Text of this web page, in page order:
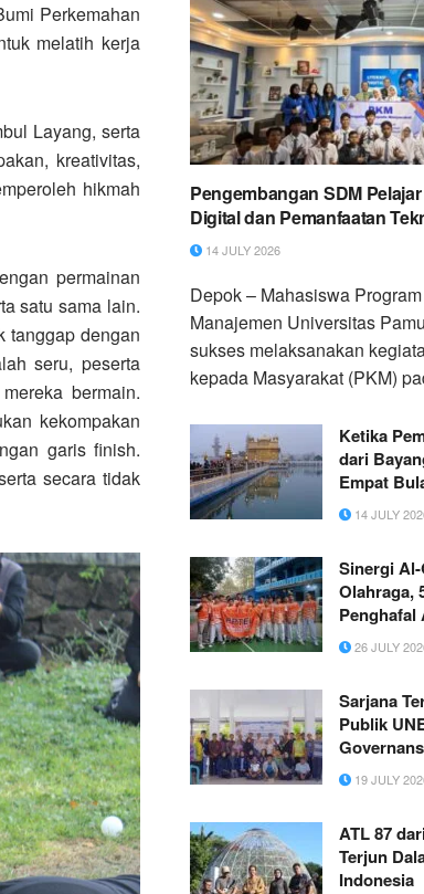
Perkemahan
melatih kerja
Layang, serta
kreativitas,
hikmah
permainan
satu sama lain.
tanggap dengan
seru, peserta
bermain.
kekompakan
garis finish.
secara tidak
Pengembangan SDM
Digital dan Pemanfaatan
14 JULY 2026
Depok – Mahasiswa
Manajemen Universitas
sukses melaksanakan
kepada Masyarakat (PKM)
Ketika
dari
Empat
14 JULY
Sinergi Al-
Olahraga,
Penghafal
dalam
26 JULY
Sarjana
Publik
SDGs 11
Village
19 JULY
ATL 87
Terjun
Indonesia